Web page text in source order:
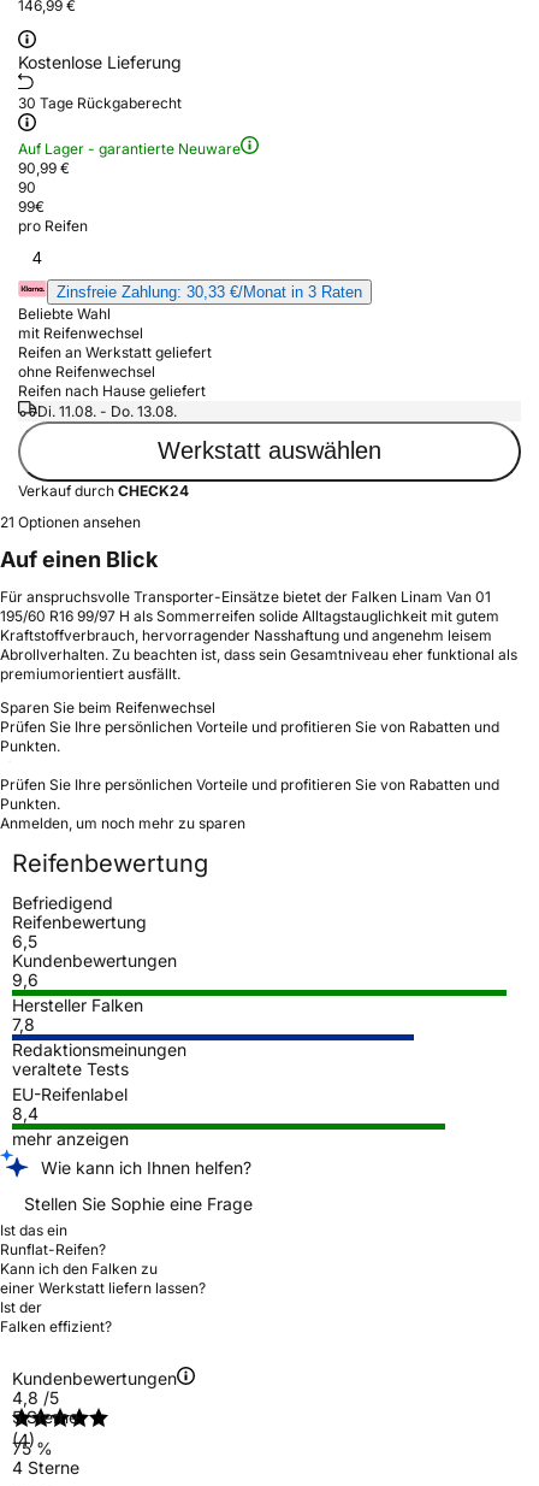
146,99 €
Kostenlose Lieferung
30 Tage Rückgaberecht
Auf Lager - garantierte Neuware
90,99 €
90
99€
pro Reifen
4
Zinsfreie Zahlung: 30,33 €/Monat in 3 Raten
Beliebte Wahl
mit Reifenwechsel
Reifen an Werkstatt geliefert
ohne Reifenwechsel
Reifen nach Hause geliefert
Di. 11.08. - Do. 13.08.
Werkstatt auswählen
Verkauf durch CHECK24
21 Optionen ansehen
Auf einen Blick
Für anspruchsvolle Transporter-Einsätze bietet der Falken Linam Van 01
195/60 R16 99/97 H als Sommerreifen solide Alltagstauglichkeit mit gutem
Kraftstoffverbrauch, hervorragender Nasshaftung und angenehm leisem
Abrollverhalten. Zu beachten ist, dass sein Gesamtniveau eher funktional als
premiumorientiert ausfällt.
Sparen Sie beim Reifenwechsel
Prüfen Sie Ihre persönlichen Vorteile und profitieren Sie von Rabatten und
Punkten.
Prüfen Sie Ihre persönlichen Vorteile und profitieren Sie von Rabatten und
Punkten.
Anmelden, um noch mehr zu sparen
Reifenbewertung
Befriedigend
Reifenbewertung
6,5
Kundenbewertungen
9,6
Hersteller Falken
7,8
Redaktionsmeinungen
veraltete Tests
EU-Reifenlabel
8,4
mehr anzeigen
Wie kann ich Ihnen helfen?
Stellen Sie Sophie eine Frage
Ist das ein
Runflat-Reifen?
Kann ich den Falken zu
einer Werkstatt liefern lassen?
Ist der
Falken effizient?
Kundenbewertungen
4,8 /5
(4)
5 Sterne
75 %
4 Sterne